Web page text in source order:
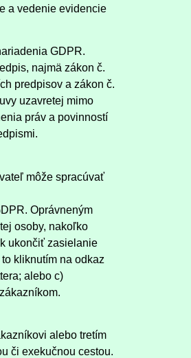
a vedenie evidencie
GDPR.
najmä zákon č.
predpisov a zákon č.
uzavretej mimo
práv a povinností
môže spracúvať
Oprávneným
osoby, nakoľko
ukončiť zasielanie
kliknutím na odkaz
alebo c)
alebo tretím
či exekučnou cestou.